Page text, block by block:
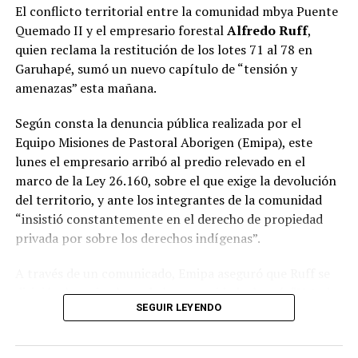
Durante la reunión, las autoridades repasaron el
cronograma previsto para el comienzo de la nueva
conexión, cuyovuelo inaugural tendrá lugar el
próximo 1 de noviembre
incorporación de esta alternativa para el desarrollo del
turismo, la actividad económica y la movilidad de los
misioneros.
“Es muy importante para Misiones, porque somos una
provincia turística y porque somos más de un millón y
medio de misioneros. Además, Buenos Aires nos queda
flujo de empresas y de inversiones. Por eso, contar con
una mayor conectividad aérea es algo muy positivo para
El conflicto territorial entre la comunidad mbya Puente
Quemado II y el empresario forestalAlfredo Ruff,
quien reclama la restitución de los lotes 71 al 78 en
Garuhapé, sumó un nuevo capítulo de “tensión y
amenazas” esta mañana.
Según consta la denuncia pública realizada por el
Equipo Misiones de Pastoral Aborigen (Emipa), este
lunes el empresario arribó al predio relevado en el
marco de la Ley 26.160, sobre el que exige la devolución
del territorio, y ante los integrantes de la comunidad
“insistió constantemente en el derecho de propiedad
privada por sobre los derechos indígenas”.
dirigió a los miembros de la comunidad y lanzó: “Ustedes
son paraguayos” y “usurpadores”.
En un video que fue adjunto al escrito difundido en sus
SEGUIR LEYENDO